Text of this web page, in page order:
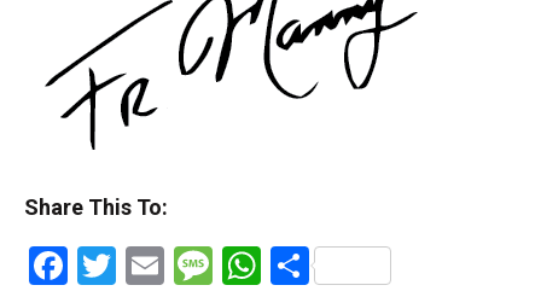
Share This To:
Facebook
Twitter
EmailMessage
WhatsApp
Share